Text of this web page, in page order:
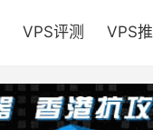
VPS评测 VPS